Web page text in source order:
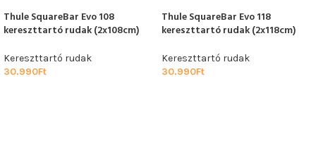
Thule SquareBar Evo 108
kereszttartó rudak (2x108cm)
Kereszttartó rudak
30.990Ft
Thule SquareBar Evo 118
kereszttartó rudak (2x118cm)
Kereszttartó rudak
30.990Ft